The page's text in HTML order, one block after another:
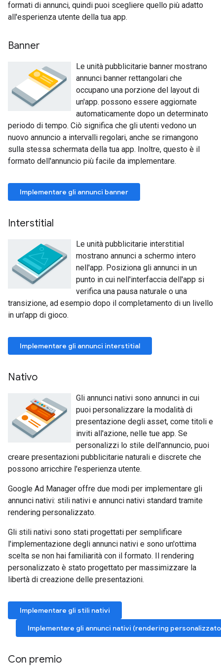
formati di annunci, quindi puoi scegliere quello più adatto
all'esperienza utente della tua app.
Banner
Le unità pubblicitarie banner mostrano
annunci banner rettangolari che
occupano una porzione del layout di
un'app. possono essere aggiornate
automaticamente dopo un determinato
periodo di tempo. Ciò significa che gli utenti vedono un
nuovo annuncio a intervalli regolari, anche se rimangono
sulla stessa schermata della tua app. Inoltre, questo è il
formato dell'annuncio più facile da implementare.
Implementare gli annunci banner
Interstitial
Le unità pubblicitarie interstitial
mostrano annunci a schermo intero
nell'app. Posiziona gli annunci in un
punto in cui nell'interfaccia dell'app si
verifica una pausa naturale o una
transizione, ad esempio dopo il completamento di un livello
in un'app di gioco.
Implementare gli annunci interstitial
Nativo
Gli annunci nativi sono annunci in cui
puoi personalizzare la modalità di
presentazione degli asset, come titoli e
inviti all'azione, nelle tue app. Se
personalizzi lo stile dell'annuncio, puoi
creare presentazioni pubblicitarie naturali e discrete che
possono arricchire l'esperienza utente.
Google Ad Manager offre due modi per implementare gli
annunci nativi: stili nativi e annunci nativi standard tramite
rendering personalizzato.
Gli stili nativi sono stati progettati per semplificare
l'implementazione degli annunci nativi e sono un'ottima
scelta se non hai familiarità con il formato. Il rendering
personalizzato è stato progettato per massimizzare la
libertà di creazione delle presentazioni.
Implementare gli stili nativi
Implementare gli annunci nativi (rendering
Con premio